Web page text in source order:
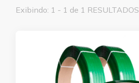
Exibindo: 1 - 1 de 1 RESULTADOS